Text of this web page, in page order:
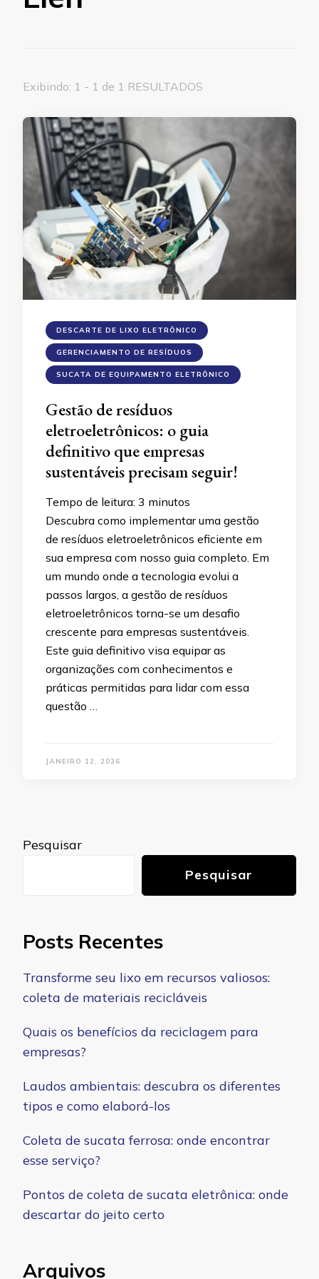
Exibindo: 1 - 1 de 1 RESULTADOS
DESCARTE DE LIXO ELETRÔNICO
GERENCIAMENTO DE RESÍDUOS
SUCATA DE EQUIPAMENTO ELETRÔNICO
Gestão de resíduos
eletroeletrônicos: o guia
definitivo que empresas
sustentáveis ​​precisam seguir!
Tempo de leitura: 3 minutos
Descubra como implementar uma gestão
de resíduos eletroeletrônicos eficiente em
sua empresa com nosso guia completo. Em
um mundo onde a tecnologia evolui a
passos largos, a gestão de resíduos
eletroeletrônicos torna-se um desafio
crescente para empresas sustentáveis.
Este guia definitivo visa equipar as
organizações com conhecimentos e
práticas permitidas para lidar com essa
questão …
JANEIRO 12, 2026
Pesquisar
Pesquisar
Posts Recentes
Transforme seu lixo em recursos valiosos:
coleta de materiais recicláveis
Quais os benefícios da reciclagem para
empresas?
Laudos ambientais: descubra os diferentes
tipos e como elaborá-los
Coleta de sucata ferrosa: onde encontrar
esse serviço?
Pontos de coleta de sucata eletrônica: onde
descartar do jeito certo
Arquivos